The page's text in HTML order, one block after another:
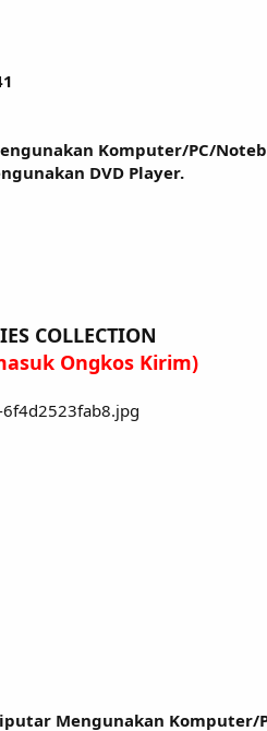
Komputer/PC/
DVD Player.
COLLECTION
Ongkos Kirim)
Mengunakan Komputer/